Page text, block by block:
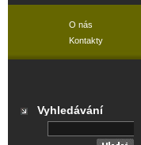
O nás
Kontakty
Vyhledávání